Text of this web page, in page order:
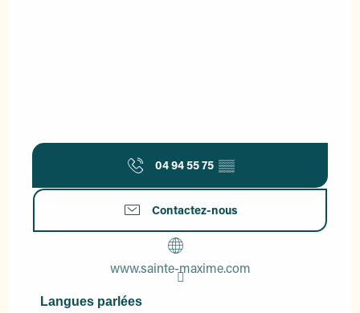
04 94 55 75 ▒▒
Contactez-nous
www.sainte-maxime.com
Langues parlées
Langues parlées